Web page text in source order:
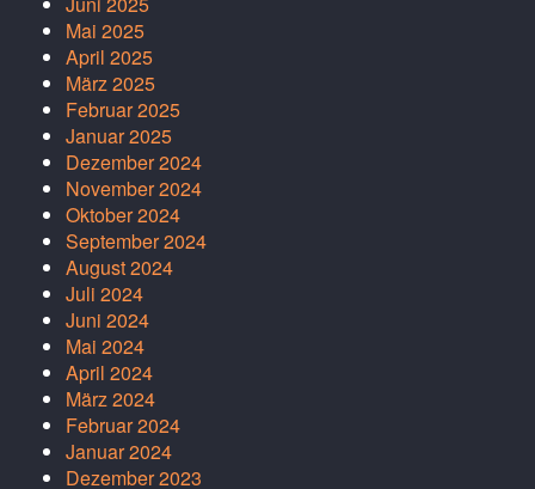
Mai 2025
April 2025
März 2025
Februar 2025
Januar 2025
Dezember 2024
November 2024
Oktober 2024
September 2024
August 2024
Juli 2024
Juni 2024
Mai 2024
April 2024
März 2024
Februar 2024
Januar 2024
Dezember 2023